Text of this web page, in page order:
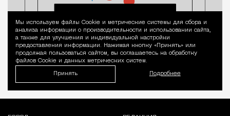
Уведомление
Мы используем файлы Сookie и метрические системы для сбора и
анализа информации о производительности и использовании сайта,
а также для улучшения и индивидуальной настройки
предоставления информации. Нажимая кнопку «Принять» или
продолжая пользоваться сайтом, вы соглашаетесь на обработку
файлов Cookie и данных метрических систем.
Принять Подробнее